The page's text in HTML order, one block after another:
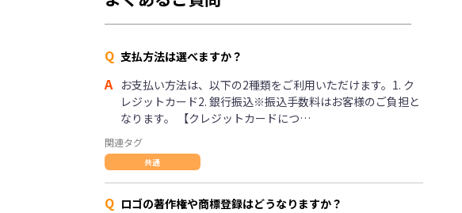
Q 支払方法は選べますか？
A お支払い方法は、以下の2種類をご利用いただけます。1. ク
レジットカード2. 銀行振込※振込手数料はお客様のご負担と
なります。 【クレジットカードにつ…
関連タグ
共通
Q ロゴの著作権や商標登録はどうなりますか？